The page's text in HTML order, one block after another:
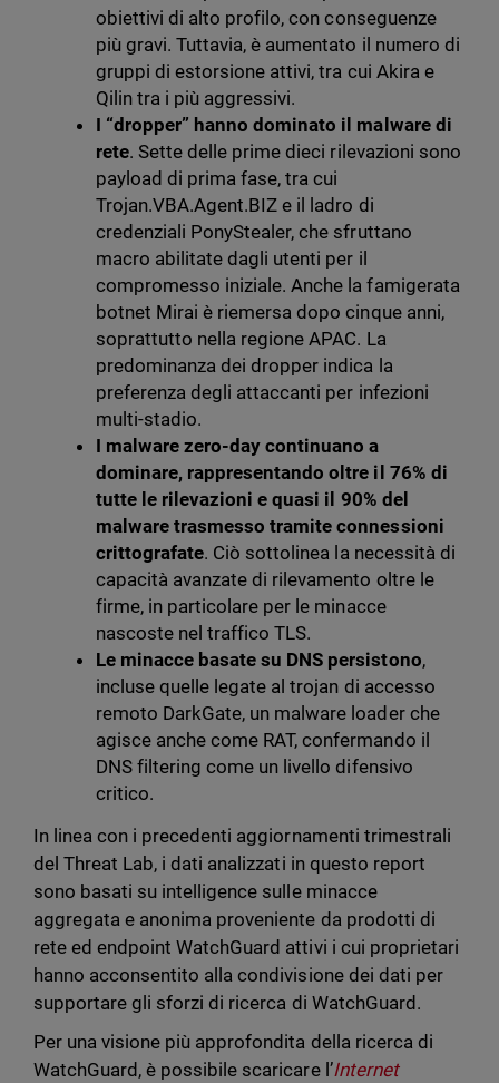
obiettivi di alto profilo, con conseguenze
più gravi. Tuttavia, è aumentato il numero di
gruppi di estorsione attivi, tra cui Akira e
Qilin tra i più aggressivi.
I “dropper” hanno dominato il malware di
rete. Sette delle prime dieci rilevazioni sono
payload di prima fase, tra cui
Trojan.VBA.Agent.BIZ e il ladro di
credenziali PonyStealer, che sfruttano
macro abilitate dagli utenti per il
compromesso iniziale. Anche la famigerata
botnet Mirai è riemersa dopo cinque anni,
soprattutto nella regione APAC. La
predominanza dei dropper indica la
preferenza degli attaccanti per infezioni
multi-stadio.
I malware zero-day continuano a
dominare, rappresentando oltre il 76% di
tutte le rilevazioni e quasi il 90% del
malware trasmesso tramite connessioni
crittografate. Ciò sottolinea la necessità di
capacità avanzate di rilevamento oltre le
firme, in particolare per le minacce
nascoste nel traffico TLS.
Le minacce basate su DNS persistono,
incluse quelle legate al trojan di accesso
remoto DarkGate, un malware loader che
agisce anche come RAT, confermando il
DNS filtering come un livello difensivo
critico.
In linea con i precedenti aggiornamenti trimestrali
del Threat Lab, i dati analizzati in questo report
sono basati su intelligence sulle minacce
aggregata e anonima proveniente da prodotti di
rete ed endpoint WatchGuard attivi i cui proprietari
hanno acconsentito alla condivisione dei dati per
supportare gli sforzi di ricerca di WatchGuard.
Per una visione più approfondita della ricerca di
WatchGuard, è possibile scaricare l’Internet